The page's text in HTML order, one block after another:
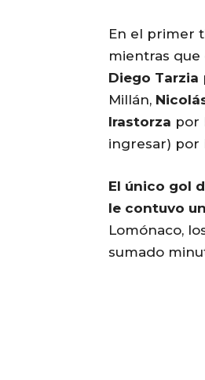
En el primer
mientras que
Diego Tarzia
Millán,
Irastorza por
ingresar) por
El único gol
le contuvo
Lomónaco,
sumado